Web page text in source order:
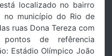
localizado no bairro
no município do Rio de
ruas Dona Tereza com
de refêrencia
Estádio Olímpico João